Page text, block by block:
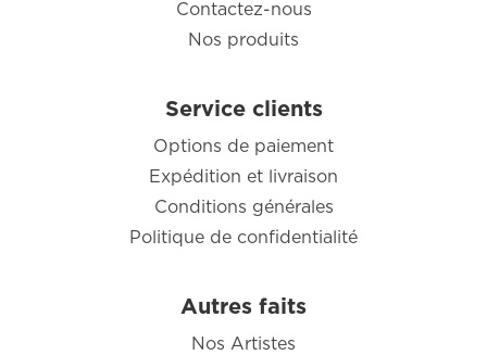
Contactez-nous
Nos produits
Service clients
Options de paiement
Expédition et livraison
Conditions générales
Politique de confidentialité
Autres faits
Nos Artistes